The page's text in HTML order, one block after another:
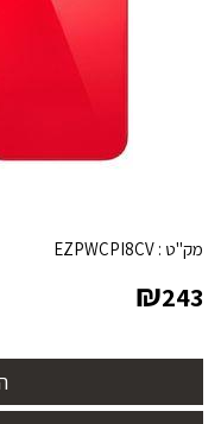
מק"ט : EZPWCPI8CV
₪243